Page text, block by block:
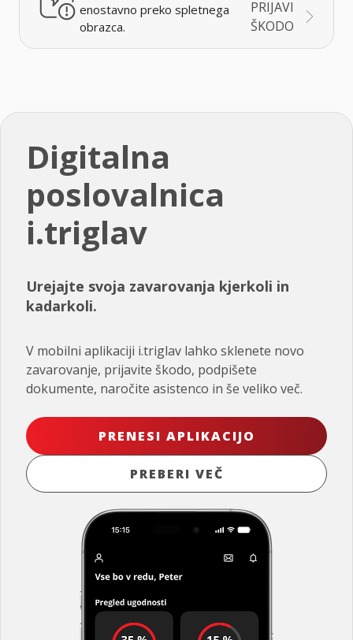
enostavno preko spletnega
obrazca.
PRIJAVI
ŠKODO
Digitalna
poslovalnica
i.triglav
Urejajte svoja zavarovanja kjerkoli in
kadarkoli.
V mobilni aplikaciji i.triglav lahko sklenete novo
zavarovanje, prijavite škodo, podpišete
dokumente, naročite asistenco in še veliko več.
PRENESI APLIKACIJO
PREBERI VEČ